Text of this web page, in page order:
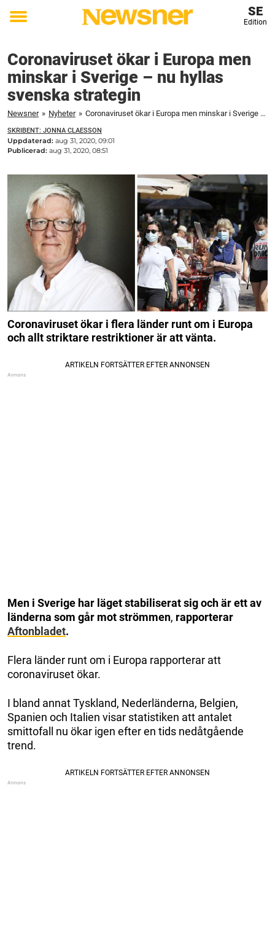
Toggle
SE
Edition
Coronaviruset ökar i Europa men
minskar i Sverige – nu hyllas
svenska strategin
Newsner » Nyheter » Coronaviruset ökar i Europa men minskar i Sverige – nu hyllas svenska strategin
SKRIBENT: JONNA CLAESSON
Uppdaterad: aug 31, 2020, 09:01
Publicerad: aug 31, 2020, 08:51
Coronaviruset ökar i flera länder runt om i Europa
och allt striktare restriktioner är att vänta.
Men i Sverige har läget stabiliserat sig och är ett av
länderna som går mot strömmen, rapporterar
Aftonbladet.
Flera länder runt om i Europa rapporterar att
coronaviruset ökar.
I bland annat Tyskland, Nederländerna, Belgien,
Spanien och Italien visar statistiken att antalet
smittofall nu ökar igen efter en tids nedåtgående
trend.